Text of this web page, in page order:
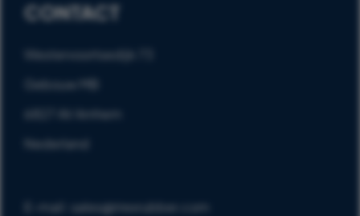
CONTACT
Westervoortsedijk 73
Gebouw MB
6827 AV Arnhem
Nederland
E-mail: sales@trexrubber.com